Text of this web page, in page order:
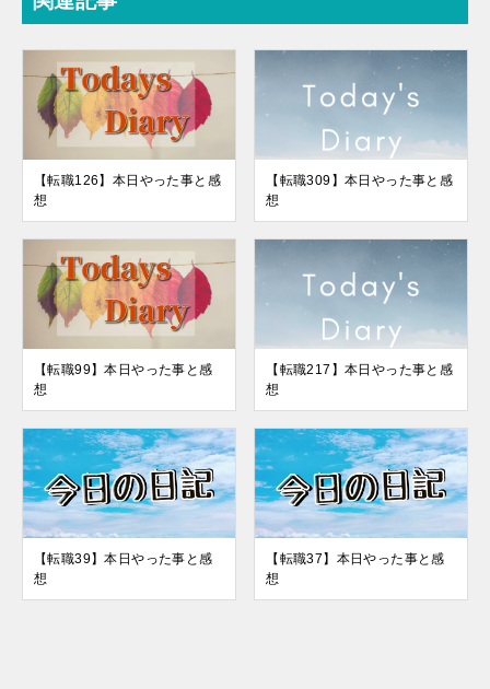
【転職126】本日やった事と感
想
【転職309】本日やった事と感
想
【転職99】本日やった事と感
想
【転職217】本日やった事と感
想
【転職39】本日やった事と感
想
【転職37】本日やった事と感
想